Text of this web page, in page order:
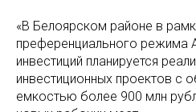
«В Белоярском районе в
преференциального режима
инвестиций планируется
инвестиционных проектов с
емкостью более 900 млн